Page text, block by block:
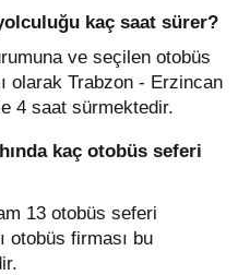
kaç saat sürer?
ve seçilen otobüs
olarak Trabzon - Erzincan
4 saat sürmektedir.
kaç otobüs seferi
13 otobüs seferi
otobüs firması bu